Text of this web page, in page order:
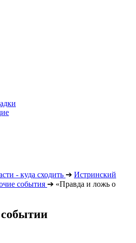
- куда сходить ➔ Истринский
события ➔ «Правда и ложь о